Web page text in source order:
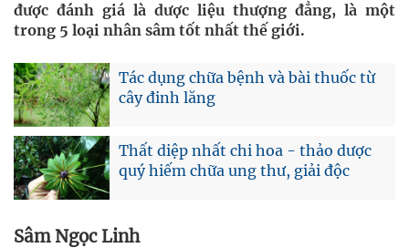
được đánh giá là dược liệu thượng đẳng, là một
trong 5 loại nhân sâm tốt nhất thế giới.
Tác dụng chữa bệnh và bài thuốc từ
cây đinh lăng
Thất diệp nhất chi hoa - thảo dược
quý hiếm chữa ung thư, giải độc
Sâm Ngọc Linh